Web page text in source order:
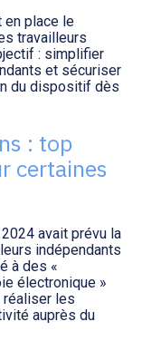
en place le
travailleurs
: simplifier
et sécuriser
du dispositif dès
: top
certaines
avait prévu la
indépendants
à des «
électronique »
réaliser les
auprès du